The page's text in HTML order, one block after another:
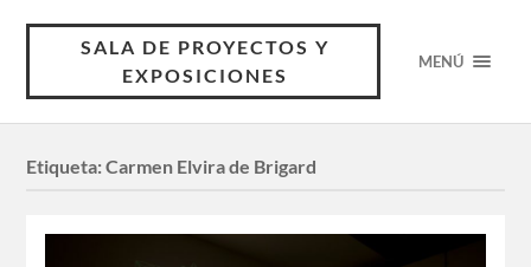
SALA DE PROYECTOS Y
EXPOSICIONES
MENÚ
Etiqueta:Carmen Elvira de Brigard